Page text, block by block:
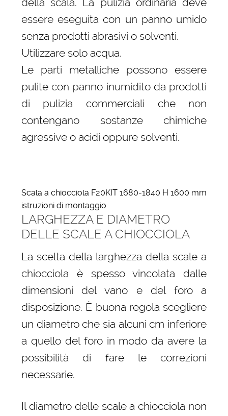
essere eseguita con un panno umido
senza prodotti abrasivi o solventi.
Utilizzare solo acqua.
Le parti metalliche possono essere
pulite con panno inumidito da prodotti
di pulizia commerciali che non
contengano sostanze chimiche
agressive o acidi oppure solventi.
Scala a chiocciola F20KIT 1680-1840 H 1600 mm
istruzioni di montaggio
LARGHEZZA E DIAMETRO
DELLE SCALE A CHIOCCIOLA
La scelta della larghezza della scale a
chiocciola è spesso vincolata dalle
dimensioni del vano e del foro a
disposizione. È buona regola scegliere
un diametro che sia alcuni cm inferiore
a quello del foro in modo da avere la
possibilità di fare le correzioni
necessarie.
Il diametro delle scale a chiocciola non